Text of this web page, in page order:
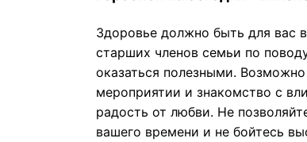
Здоровье должно быть для вас
старших членов семьи по
оказаться полезными.
мероприятии и знакомство с
радость от любви. Не
вашего времени и не бойтесь